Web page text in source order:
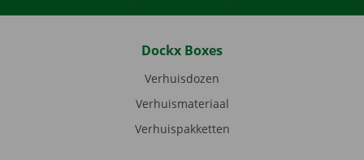
Dockx Boxes
Verhuisdozen
Verhuismateriaal
Verhuispakketten